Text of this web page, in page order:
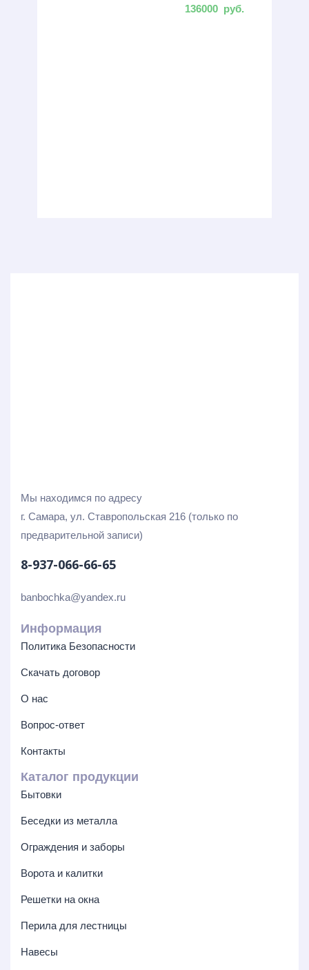
136000 руб.
Мы находимся по адресу
г. Самара, ул. Ставропольская 216 (только по
предварительной записи)
8-937-066-66-65
banbochka@yandex.ru
Информация
Политика Безопасности
Скачать договор
О нас
Вопрос-ответ
Контакты
Каталог продукции
Бытовки
Беседки из металла
Ограждения и заборы
Ворота и калитки
Решетки на окна
Перила для лестницы
Навесы